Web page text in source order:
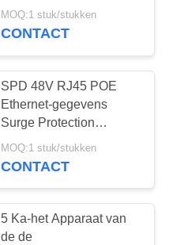
overspanningsbewaker
bliksemnet
MOQ:1 stuk/stukken
CONTACT
SPD 48V RJ45 POE
Ethernet-gegevens
Surge Protection
Devices Ethernet SPD
rj45 bliksemhalter
MOQ:1 stuk/stukken
CONTACT
5 Ka-het Apparaat van
de de